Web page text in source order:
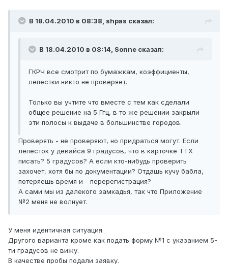
В 18.04.2010 в 08:38, shpas сказал:
В 18.04.2010 в 08:14, Sonne сказал:
ГКРЧ все смотрит по бумажкам, коэффициенты,
лепестки никто не проверяет.
Только вы учтите что вместе с тем как сделали
общее решение на 5 Ггц, в то же решении закрыли
эти полосы к выдаче в большинстве городов.
Проверять - не проверяют, но придраться могут. Если
лепесток у девайса 9 градусов, что в карточке ТТХ
писать? 5 градусов? А если кто-нибудь проверить
захочет, хотя бы по документации? Отдашь кучу бабла,
потеряешь время и - перерегистрация?
А сами мы из далекого замкадья, так что Приложение
№2 меня не волнует.
У меня идентичная ситуация.
Другого варианта кроме как подать форму №1 с указанием 5-
ти градусов не вижу.
В качестве пробы подали заявку.